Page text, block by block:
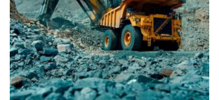
Подписка
Мой аккаунт
Реклама
Контакты